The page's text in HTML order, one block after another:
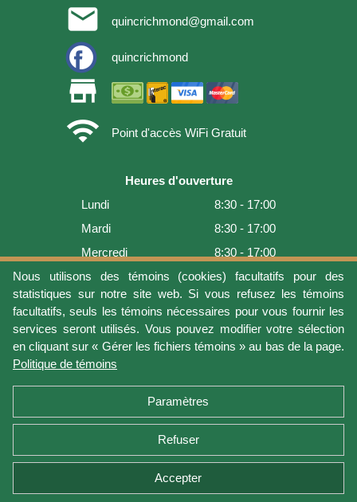
Nous utilisons des témoins (cookies) facultatifs pour des
statistiques sur notre site web. Si vous refusez les témoins
facultatifs, seuls les témoins nécessaires pour vous fournir les
services seront utilisés. Vous pouvez modifier votre sélection
en cliquant sur « Gérer les fichiers témoins » au bas de la page.
Politique de témoins
Paramètres
Refuser
Accepter
email quincrichmond@gmail.com
quincrichmond
store
wifi
Point d'accès WiFi Gratuit
Heures d'ouverture
Lundi
8:30 - 17:00
Mardi
8:30 - 17:00
Mercredi
8:30 - 17:00
Jeudi
8:30 - 17:00
Vendredi
8:30 - 17:00
Samedi
9:00 - 16:00
Dimanche
Fermé